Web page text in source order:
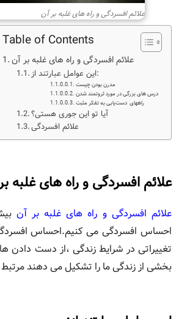
علائم افسردگی و راه های غلبه بر آن
Table of Contents
علائم افسردگی و راه های غلبه بر آن
این عوامل عبارتند از:
مدرن بودن چیست
درس های بزرگی در مورد ثروتمند شدن
راههای دست‌یابی به تفکر مثبت
آیا تو این جوری هستی؟
علائم افسردگی
علائم افسردگی و راه های غلبه
علائم افسردگی و راه های غلبه بر آن
احساس افسردگی می کنیم.احساس
تغییراتی در شرایط زندگی ،از دست
بخشی از زندگی ما را تشکیل می دهند